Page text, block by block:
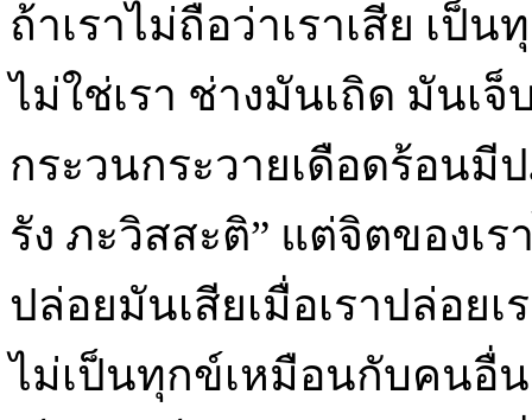
ถ้าเราไม่ถือว่าเราเสีย เ
ไม่ใช่เรา ช่างมันเถิด มันเจ็
กระวนกระวายเดือดร้อนมี
รัง ภะวิสสะติ” แต่จิตของเร
ปล่อยมันเสียเมื่อเราปล่อยเ
ไม่เป็นทุกข์เหมือนกับคนอื่น